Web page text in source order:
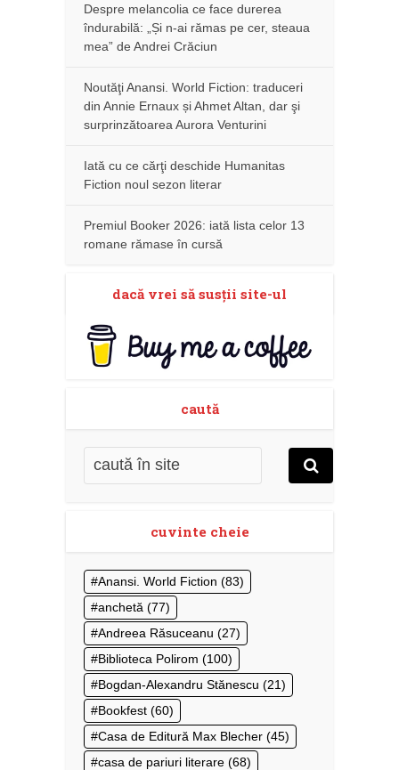
Despre melancolia ce face durerea
îndurabilă: „Și n-ai rămas pe cer, steaua
mea” de Andrei Crăciun
Noutăţi Anansi. World Fiction: traduceri
din Annie Ernaux și Ahmet Altan, dar şi
surprinzătoarea Aurora Venturini
Iată cu ce cărţi deschide Humanitas
Fiction noul sezon literar
Premiul Booker 2026: iată lista celor 13
romane rămase în cursă
dacă vrei să susţii site-ul
caută
cuvinte cheie
Anansi. World Fiction (83)
anchetă (77)
Andreea Răsuceanu (27)
Biblioteca Polirom (100)
Bogdan-Alexandru Stănescu (21)
Bookfest (60)
Casa de Editură Max Blecher (45)
casa de pariuri literare (68)